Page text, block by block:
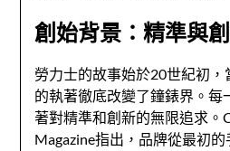
創始背景：精準與
勞力士的故事始於20世紀初
的執著徹底改變了鐘錶界。每
著對精準和創新的無限追求。
Magazine指出，品牌從最初